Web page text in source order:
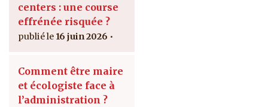
centers : une course
effrénée risquée ?
16 juin 2026
Comment être maire
et écologiste face à
l’administration ?